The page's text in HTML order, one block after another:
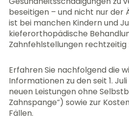
beseitigen – und nicht nur der
ist bei manchen Kindern und
kieferorthopädische
Zahnfehlstellungen rechtzeitig
Erfahren Sie nachfolgend die
Informationen zu den seit 1.
neuen Leistungen ohne
Zahnspange“) sowie zur
Fällen.